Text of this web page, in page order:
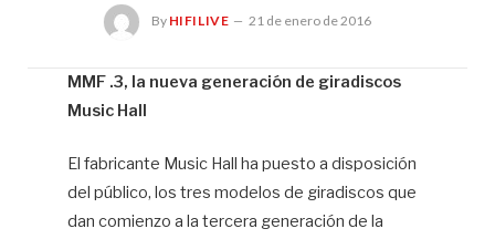
By HIFILIVE 21 de enero de 2016
MMF .3, la nueva generación de giradiscos
Music Hall
El fabricante Music Hall ha puesto a disposición
del público, los tres modelos de giradiscos que
dan comienzo a la tercera generación de la